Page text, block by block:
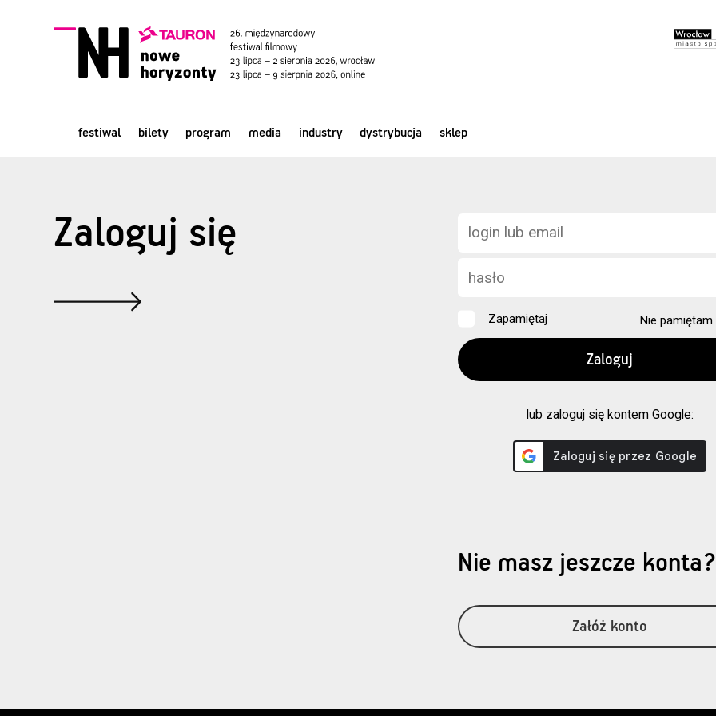
festiwal bilety program media industry dystrybucja sklep
Zaloguj się
Zapamiętaj Nie pamiętam
lub zaloguj się kontem Google:
Nie masz jeszcze konta?
Załóż konto